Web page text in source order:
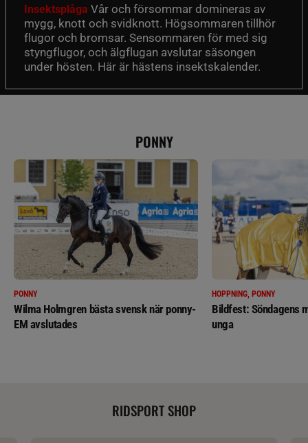
Insektsplåga Vår och försommar domineras av
mygg, knott och svidknott. Högsommaren tillhör
flugor och bromsar. Sensommaren för med sig
styngflugor, och älgflugan avslutar säsongen
under hösten. Här är hästens insektskalender.
PONNY
PONNY
Wilma Holmgren bästa svensk när ponny-
EM avslutades
HOPPNING, PONNY
Bildfest: Söndagens
unga
RIDSPORT SHOP